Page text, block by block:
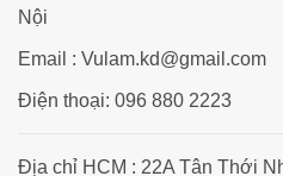
Nội
Email : Vulam.kd@gmail.com
Điện thoại: 096 880 2223
Địa chỉ HCM : 22A Tân Thới